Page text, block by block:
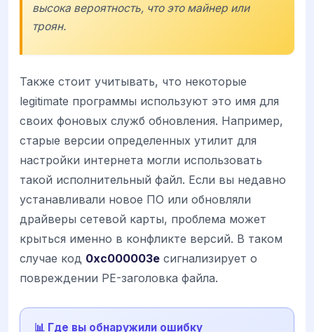
высока вероятность, что это майнер или
троян.
Также стоит учитывать, что некоторые
legitimate программы используют это имя для
своих фоновых служб обновления. Например,
старые версии определенных утилит для
настройки интернета могли использовать
такой исполнительный файл. Если вы недавно
устанавливали новое ПО или обновляли
драйверы сетевой карты, проблема может
крыться именно в конфликте версий. В таком
случае код 0xc000003e сигнализирует о
повреждении PE-заголовка файла.
📊 Где вы обнаружили ошибку